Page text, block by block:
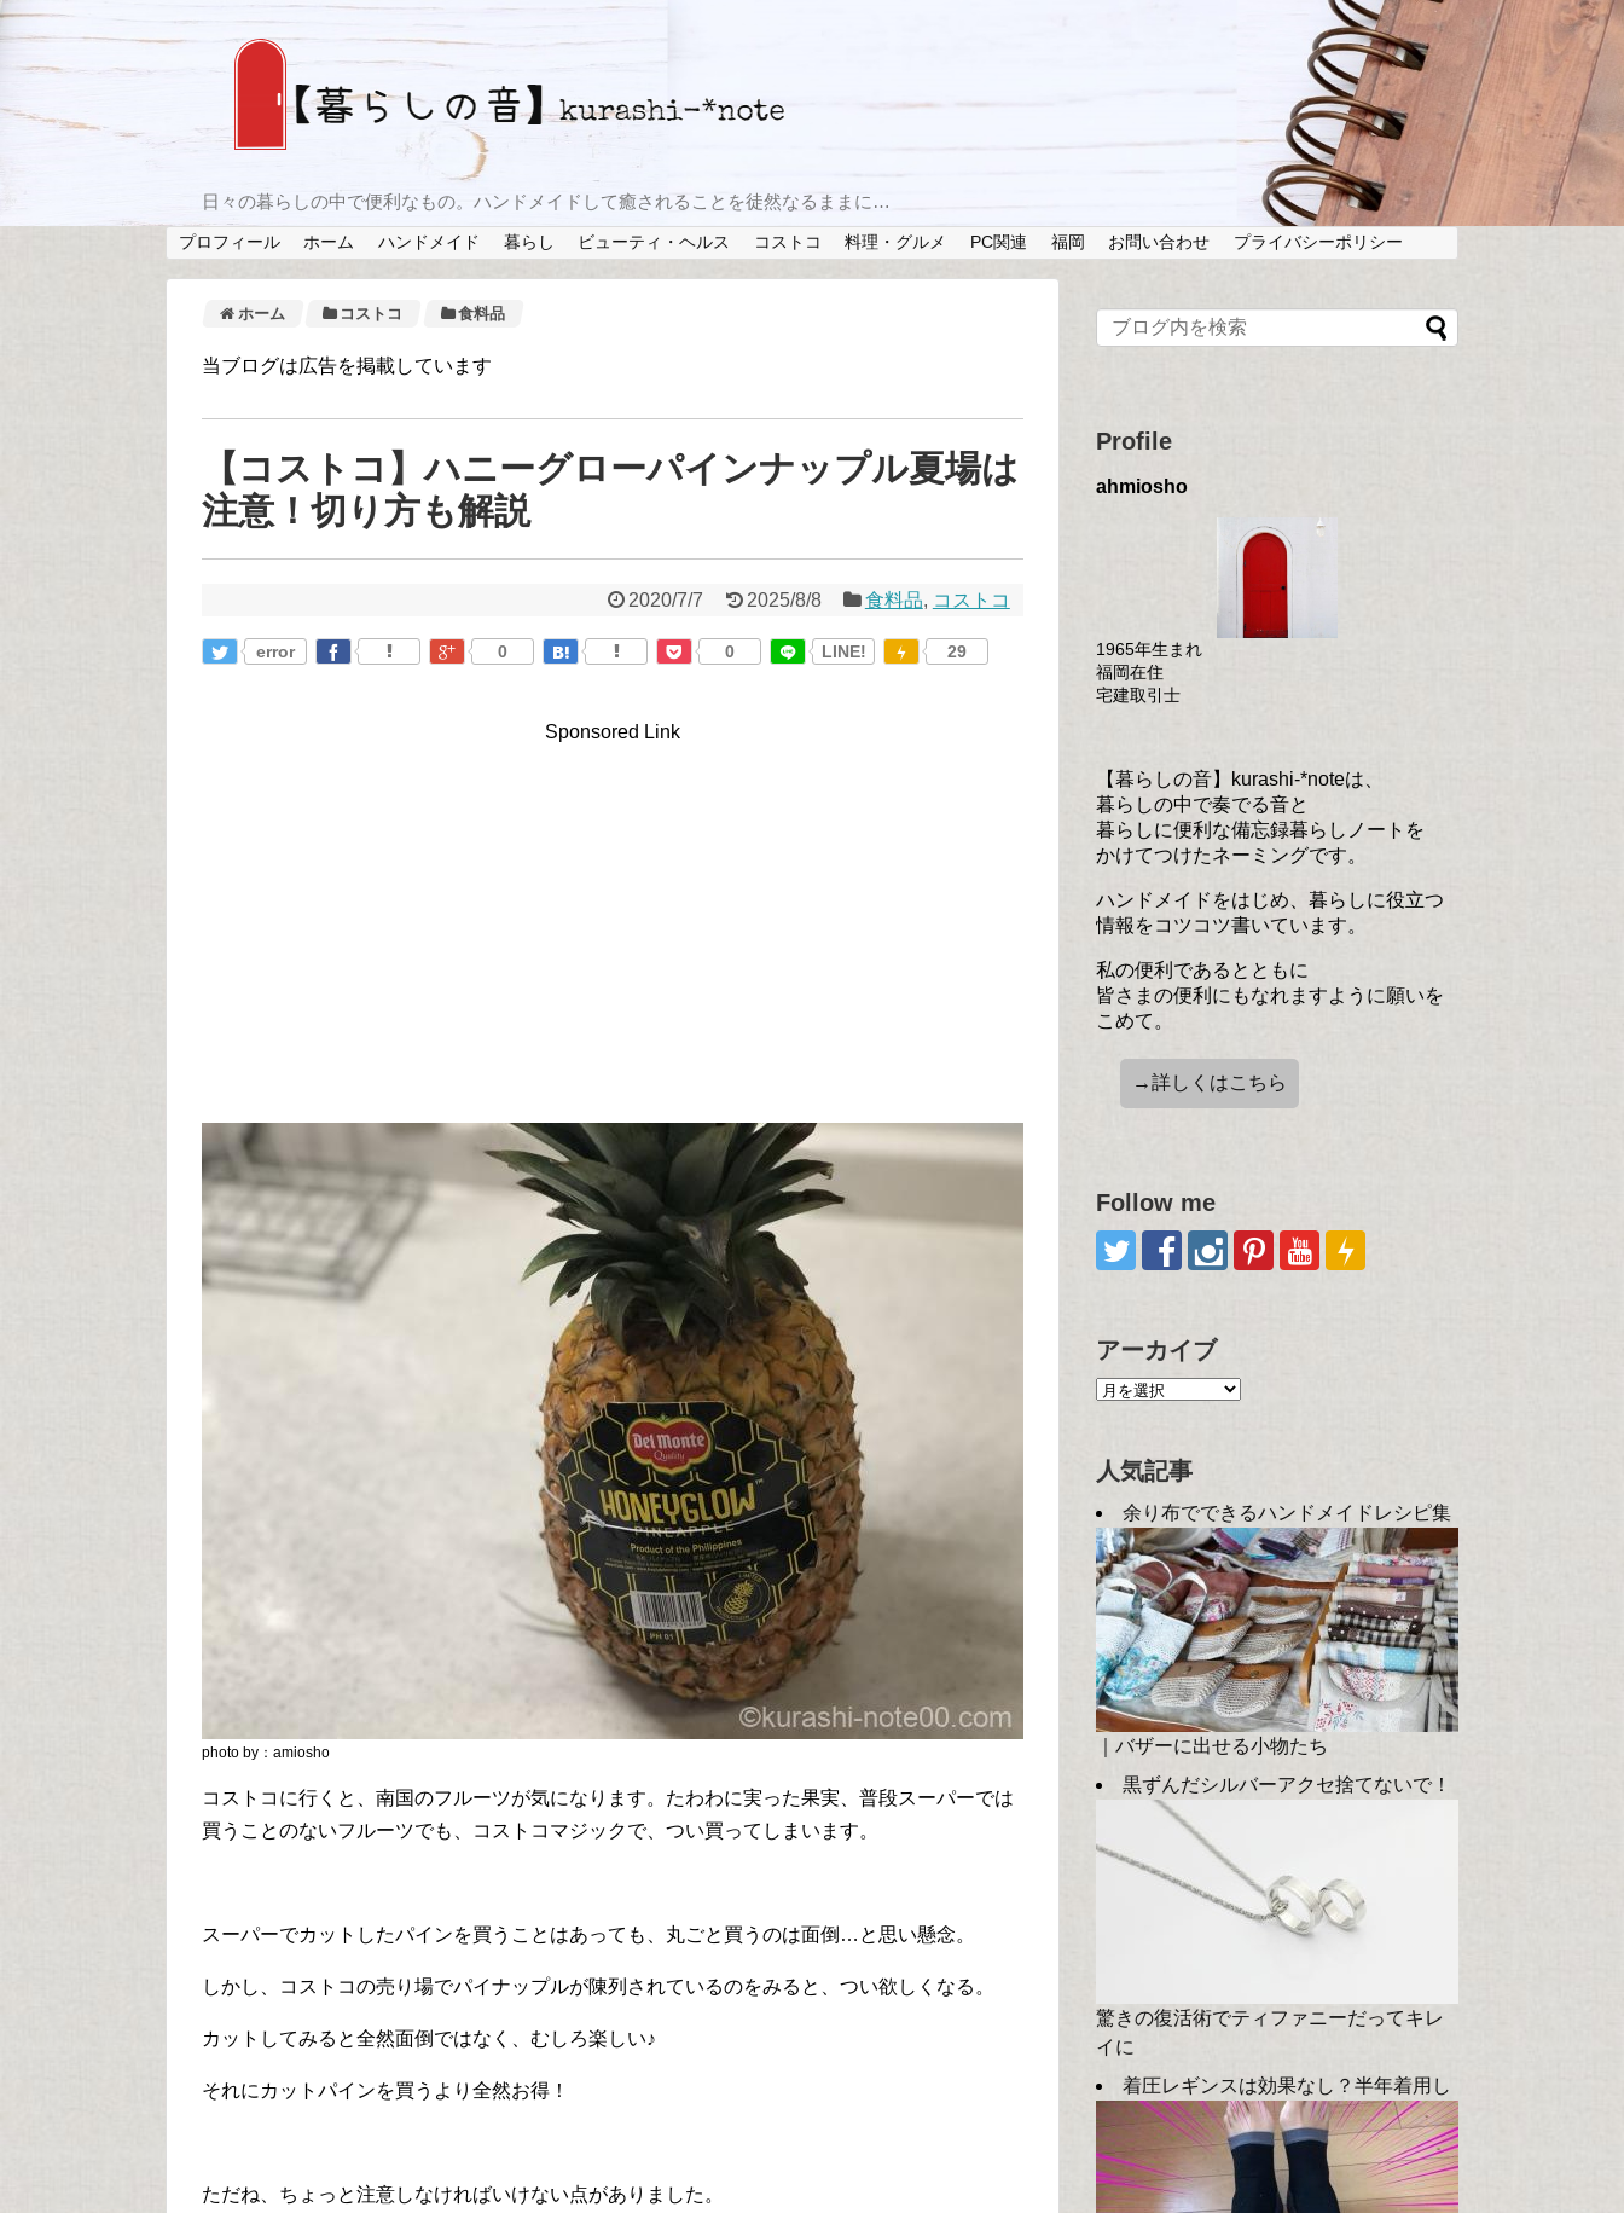
日々の暮らしの中で便利なもの。ハンドメイドして癒されることを徒然なるままに…
プロフィール ホーム ハンドメイド 暮らし ビューティ・ヘルス コストコ 料理・グルメ PC関連 福岡 お問い合わせ プライバシーポリシー
ホーム コストコ 食料品
当ブログは広告を掲載しています
【コストコ】ハニーグローパインナップル夏場は
注意！切り方も解説
2020/7/7 2025/8/8 食料品, コストコ
error 0 0 LINE! 29
Sponsored Link
photo by：amiosho
コストコに行くと、南国のフルーツが気になります。たわわに実った果実、普段スーパーでは
買うことのないフルーツでも、コストコマジックで、つい買ってしまいます。
スーパーでカットしたパインを買うことはあっても、丸ごと買うのは面倒…と思い懸念。
しかし、コストコの売り場でパイナップルが陳列されているのをみると、つい欲しくなる。
カットしてみると全然面倒ではなく、むしろ楽しい♪
それにカットパインを買うより全然お得！
ただね、ちょっと注意しなければいけない点がありました。
Profile
ahmiosho
1965年生まれ
福岡在住
宅建取引士
【暮らしの音】kurashi-*noteは、
暮らしの中で奏でる音と
暮らしに便利な備忘録暮らしノートを
かけてつけたネーミングです。
ハンドメイドをはじめ、暮らしに役立つ
情報をコツコツ書いています。
私の便利であるとともに
皆さまの便利にもなれますように願いを
こめて。
→詳しくはこちら
Follow me
アーカイブ
人気記事
余り布でできるハンドメイドレシピ集
｜バザーに出せる小物たち
黒ずんだシルバーアクセ捨てないで！
驚きの復活術でティファニーだってキレ
イに
着圧レギンスは効果なし？半年着用し